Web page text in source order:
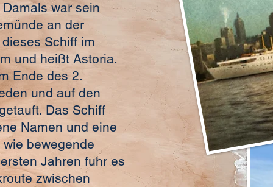
war sein
an der
Schiff im
und heißt Astoria.
Ende des 2.
und auf den
Das Schiff
Namen und eine
bewegende
Jahren fuhr es
zwischen